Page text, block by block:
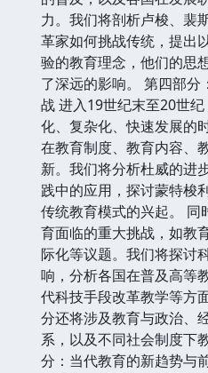
力。我们将剖析卢梭、裴
革家如何挑战传统，提出
验的教育理念，他们的思
了深远的影响。 第四部
战 进入19世纪末至20世
化、复杂化、快速发展的
在教育制度、教育内容、
新。我们将分析杜威的进
践中的应用，探讨蒙特梭
传统教育模式的兴起。 同
育面临的重大挑战，如教
际化等议题。我们将探讨
响，分析各国在普及高等
代科技手段改革教学等方
分还将涉及教育与政治、
系，以及不同社会制度下
分：当代教育的新趋势与